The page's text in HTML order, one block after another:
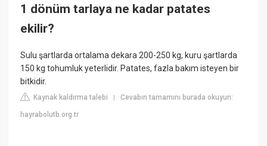
1 dönüm tarlaya ne kadar patates
ekilir?
Sulu şartlarda ortalama dekara 200-250 kg, kuru şartlarda
150 kg tohumluk yeterlidir. Patates, fazla bakım isteyen bir
bitkidir.
Kaynak kaldırma talebi |Cevabın tamamını burada okuyun:
hayrabolutb.org.tr